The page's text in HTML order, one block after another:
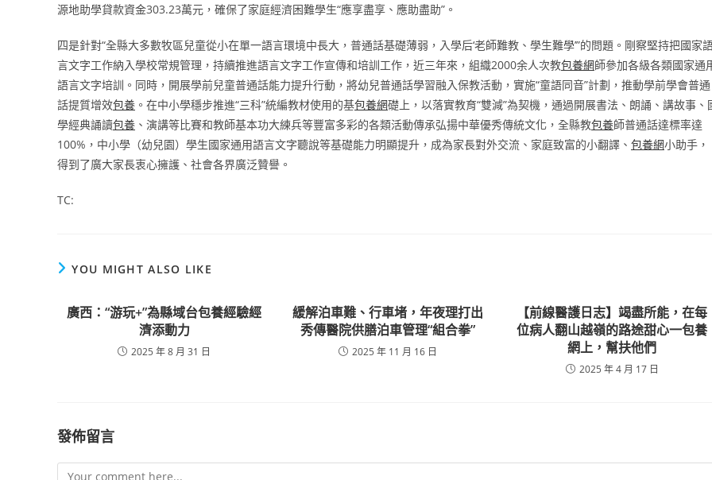
源地助學貸款資金303.23萬元，確保了家庭經濟困難學生“應享盡享、應助盡助”。
四是針對“全縣大多數牧區兒童從小在單一語言環境中長大，普通話基礎薄弱，入學后‘老師難教、學生難學’”的問題。剛察堅持把國家
言文字工作納入學校常規管理，持續推進語言文字工作宣傳和培訓工作，近三年來，組織2000余人次教包養網師參加各級各類國家通
語言文字培訓。同時，開展學前兒童普通話能力提升行動，將幼兒普通話學習融入保教活動，實施“童語同音”計劃，推動學前學會普通
話提質增效包養 。在中小學穩步推進“三科”統編教材使用的基包養網礎上，以落實教育“雙減”為契機，通過開展書法、朗誦、講故事、
學經典誦讀包養 、演講等比賽和教師基本功大練兵等豐富多彩的各類活動傳承弘揚中華優秀傳統文化，全縣教包養師普通話達標率達
100%，中小學（幼兒園）學生國家通用語言文字聽說等基礎能力明顯提升，成為家長對外交流、家庭致富的小翻譯、 包養網小助手，
得到了廣大家長衷心擁護、社會各界廣泛贊譽。
TC:
YOU MIGHT ALSO LIKE
廣西：“游玩+”為縣域台包養經驗經
濟添動力
2025 年 8 月 31 日
緩解泊車難、行車堵，年夜理打出
秀傳醫院供膳泊車管理“組合拳”
2025 年 11 月 16 日
【前線醫護日志】竭盡所能，在每
位病人翻山越嶺的路途甜心一包養
網上，幫扶他們
2025 年 4 月 17 日
發佈留言
Comment